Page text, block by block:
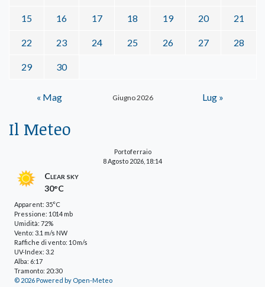
Giugno 2026
15 16 17 18 19 20 21
22 23 24 25 26 27 28
29 30
« Mag Lug »
Il Meteo
Portoferraio
8 Agosto 2026, 18:14
Clear sky
30°C
Apparent: 35°C
Pressione: 1014 mb
Umidità: 72%
Vento: 3.1 m/s NW
Raffiche di vento: 10 m/s
UV-Index: 3.2
Alba: 6:17
Tramonto: 20:30
© 2026 Powered by Open-Meteo